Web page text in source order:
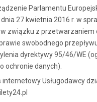
Parlamentu
27 kwietnia 2016 r. w
związku z przetwarzaniem
swobodnego
dyrektywy 95/46/WE
ochronie danych).
internetowy Usługodawcy